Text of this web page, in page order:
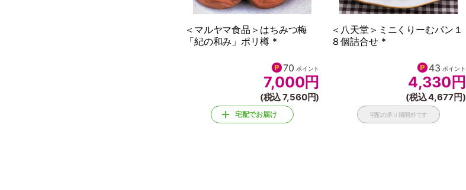
＜マルヤマ食品＞はちみつ梅
「紀の和み」ポリ樽 *
70 ポイント
7,000円
(税込 7,560円)
宅配でお届け
＜八天堂＞ミニくりーむパン１
８個詰合せ *
43 ポイント
4,330 円
(税込 4,677円)
宅配の承り期間外です